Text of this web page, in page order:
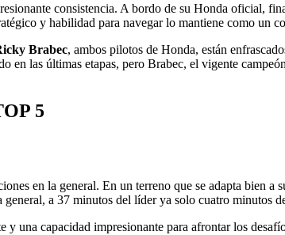
consistencia. A bordo de su Honda oficial,
y habilidad para navegar lo mantiene como un
Brabec, ambos pilotos de Honda, están
en las últimas etapas, pero Brabec, el vigente
5
en la general. En un terreno que se adapta bien
a 37 minutos del líder ya solo cuatro minutos
una capacidad impresionante para afrontar los